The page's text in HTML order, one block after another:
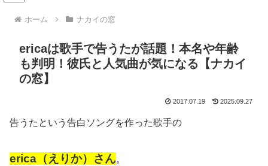
ホーム ナカイの窓
ericaは歌手で告うたが話題！本名や年齢
も判明！彼氏と人気曲が気になる【ナカイ
の窓】
2017.07.19 2025.09.27
告うたという告白ソングを作った歌手の
erica（えりか）さん。